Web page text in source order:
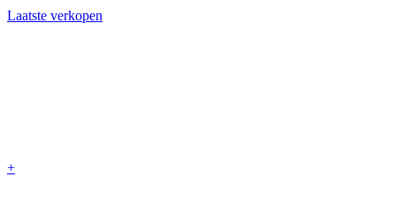
Laatste verkopen
+